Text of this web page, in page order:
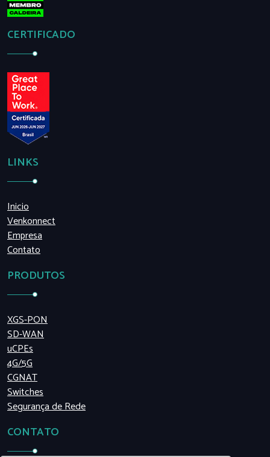
CERTIFICADO
LINKS
Inicio
Venkonnect
Empresa
Contato
PRODUTOS
XGS-PON
SD-WAN
uCPEs
4G/5G
CGNAT
Switches
Segurança de Rede
CONTATO